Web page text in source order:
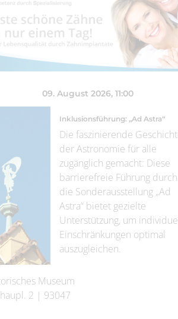
09. August 2026, 11:00
Inklusionsführung: „Ad Astra“
Die faszinierende
der Astronomie für alle
zugänglich gemacht: Diese
barrierefreie Führung durch
die Sonderausstellung „Ad
Astra“ bietet gezielte
Unterstützung, um
Einschränkungen optimal
auszugleichen.
Museum
2 | 93047